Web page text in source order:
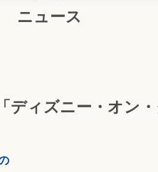
ニュース
ディズニー・オン